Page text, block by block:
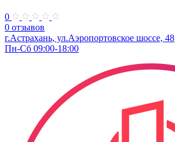
0
0 отзывов
г.Астрахань, ул.Аэропортовское шоссе, 48
Пн-Сб 09:00-18:00